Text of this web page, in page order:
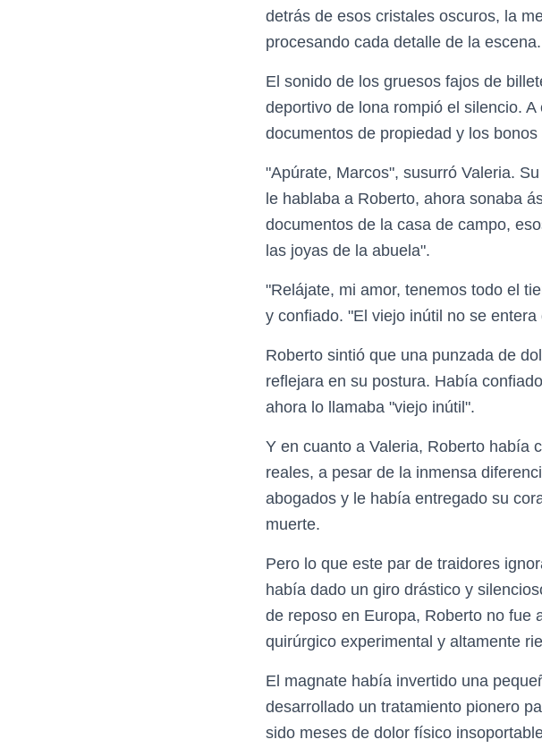
detrás de esos cristales oscuros, la
procesando cada detalle de la escena.
El sonido de los gruesos fajos de
deportivo de lona rompió el silencio.
documentos de propiedad y los bonos
"Apúrate, Marcos", susurró Valeria.
le hablaba a Roberto, ahora sonaba
documentos de la casa de campo,
las joyas de la abuela".
"Relájate, mi amor, tenemos todo el
y confiado. "El viejo inútil no se
Roberto sintió que una punzada de
reflejara en su postura. Había
ahora lo llamaba "viejo inútil".
Y en cuanto a Valeria, Roberto había
reales, a pesar de la inmensa
abogados y le había entregado su
muerte.
Pero lo que este par de traidores
había dado un giro drástico y
de reposo en Europa, Roberto no fue
quirúrgico experimental y altamente
El magnate había invertido una
desarrollado un tratamiento pionero
sido meses de dolor físico